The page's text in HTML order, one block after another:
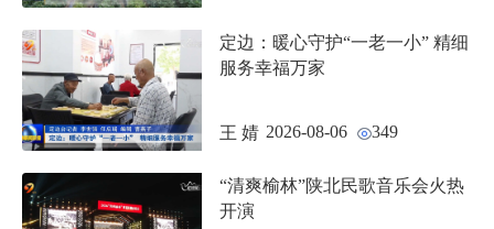
定边：暖心守护“一老一小” 精细
服务幸福万家
王 婧 2026-08-06 349
“清爽榆林”陕北民歌音乐会火热
开演